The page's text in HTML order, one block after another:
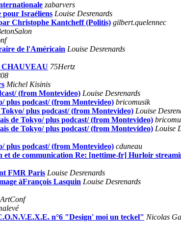
zabarvers
pour Israéliens Louise Desrenards
Christophe Kantcheff (Politis) gilbert.quelennec
de l'Américain Louise Desrenards
CHAUVEAU 75Hertz
Michel Kisinis
(from Montevideo) Louise Desrenards
plus podcast/ (from Montevideo) bricomusik
plus podcast/ (from Montevideo) Louise
de Tokyo/ plus podcast/ (from Montevideo)
de Tokyo/ plus podcast/ (from Montevideo) Louise
plus podcast/ (from Montevideo) cduneau
de communication Re: [nettime-fr] Hurloir
FMR Paris Louise Desrenards
àFrançois Lasquin Louise Desrenards
ArtConf
n°6 "Design' moi un teckel" Nicolas